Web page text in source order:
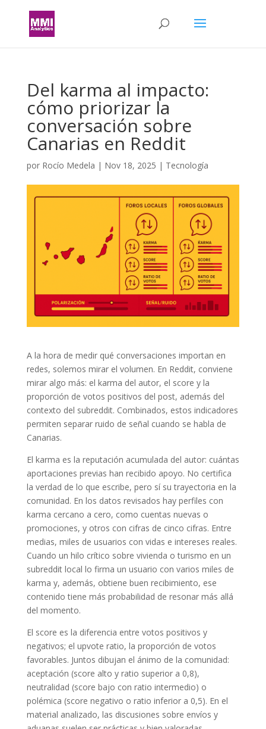
Del karma al impacto:
cómo priorizar la
conversación sobre
Canarias en Reddit
por Rocío Medela | Nov 18, 2025 | Tecnología
A la hora de medir qué conversaciones importan en
redes, solemos mirar el volumen. En Reddit, conviene
mirar algo más: el karma del autor, el score y la
proporción de votos positivos del post, además del
contexto del subreddit. Combinados, estos indicadores
permiten separar ruido de señal cuando se habla de
Canarias.
El karma es la reputación acumulada del autor: cuántas
aportaciones previas han recibido apoyo. No certifica
la verdad de lo que escribe, pero sí su trayectoria en la
comunidad. En los datos revisados hay perfiles con
karma cercano a cero, como cuentas nuevas o
promociones, y otros con cifras de cinco cifras. Entre
medias, miles de usuarios con vidas e intereses reales.
Cuando un hilo crítico sobre vivienda o turismo en un
subreddit local lo firma un usuario con varios miles de
karma y, además, obtiene buen recibimiento, ese
contenido tiene más probabilidad de resonar más allá
del momento.
El score es la diferencia entre votos positivos y
negativos; el upvote ratio, la proporción de votos
favorables. Juntos dibujan el ánimo de la comunidad:
aceptación (score alto y ratio superior a 0,8),
neutralidad (score bajo con ratio intermedio) o
polémica (score negativo o ratio inferior a 0,5). En el
material analizado, las discusiones sobre envíos y